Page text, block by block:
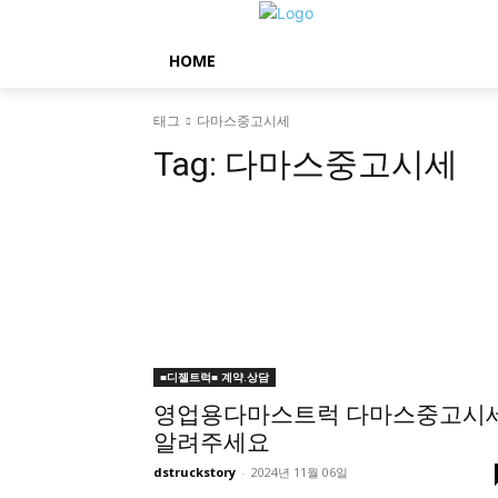
HOME
태그 다마스중고시세
Tag: 다마스중고시세
■디젤트럭■ 계약.상담
영업용다마스트럭 다마스중고시
알려주세요
dstruckstory - 2024년 11월 06일